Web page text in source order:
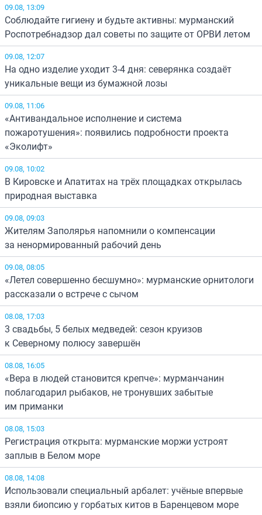
09.08, 13:09
Соблюдайте гигиену и будьте активны: мурманский
Роспотребнадзор дал советы по защите от ОРВИ летом
09.08, 12:07
На одно изделие уходит 3-4 дня: северянка создаёт
уникальные вещи из бумажной лозы
09.08, 11:06
«Антивандальное исполнение и система
пожаротушения»: появились подробности проекта
«Эколифт»
09.08, 10:02
В Кировске и Апатитах на трёх площадках открылась
природная выставка
09.08, 09:03
Жителям Заполярья напомнили о компенсации
за ненормированный рабочий день
09.08, 08:05
«Летел совершенно бесшумно»: мурманские орнитологи
рассказали о встрече с сычом
08.08, 17:03
3 свадьбы, 5 белых медведей: сезон круизов
к Северному полюсу завершён
08.08, 16:05
«Вера в людей становится крепче»: мурманчанин
поблагодарил рыбаков, не тронувших забытые
им приманки
08.08, 15:03
Регистрация открыта: мурманские моржи устроят
заплыв в Белом море
08.08, 14:08
Использовали специальный арбалет: учёные впервые
взяли биопсию у горбатых китов в Баренцевом море